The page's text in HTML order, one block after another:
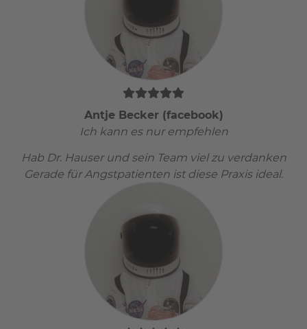
Antje Becker (facebook)
Ich kann es nur empfehlen
Hab Dr. Hauser und sein Team viel zu verdanken
Gerade für Angstpatienten ist diese Praxis ideal.